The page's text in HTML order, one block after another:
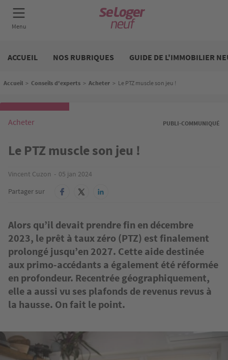
contenu
ACCUEIL
NOS RUBRIQUES GUIDE DE L'IMMOBILIER
Fil d'Ariane
Accueil > Conseils d'experts > Acheter > Le PTZ muscle son jeu !
PUBLI-COMMUNIQUÉ
Acheter
Le PTZ muscle son jeu !
Vincent Cuzon
05 jan 2024
Partager sur
Alors qu’il devait prendre fin en décembre
2023, le prêt à taux zéro (PTZ) est finalement
prolongé jusqu’en 2027. Cette aide destinée
aux primo-accédants a également été réformée
en profondeur. Recentrée géographiquement,
elle a aussi vu ses plafonds de revenus revus à
la hausse. On fait le point.
Image